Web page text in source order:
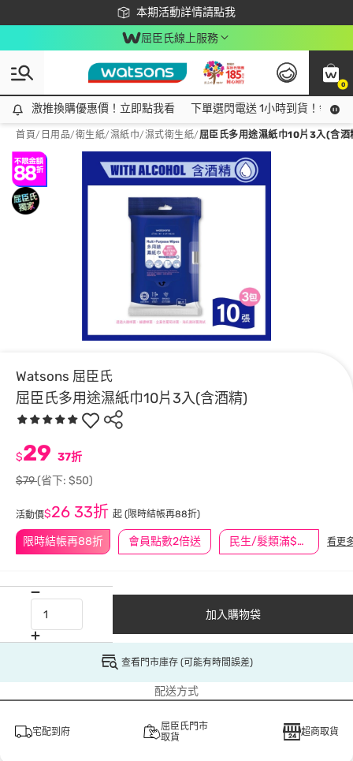
本期活動詳情請點我
下載app最高回饋$350
屈臣氏線上服務
0
激推換購優惠價！立即點我看
激推換購優惠價！立即點我看 下單選閃電送 1小時到貨！領神
首頁/ 日用品/衛生紙/濕紙巾/濕式衛生紙/屈臣氏多用途濕紙巾10片3入(含酒
Watsons 屈臣氏
屈臣氏多用途濕紙巾10片3入(含酒精)
限時結帳再88折 會員點數2倍送 民生/髮類滿$388送舒潔冰巾 看更
$29 37折
$79(省下: $50)
活動價$26 33折 起 (限時結帳再88折)
加入購物袋
查看門市庫存 (可能有時間誤差)
配送方式
宅配到府
屈臣氏門市
取貨
超商取貨